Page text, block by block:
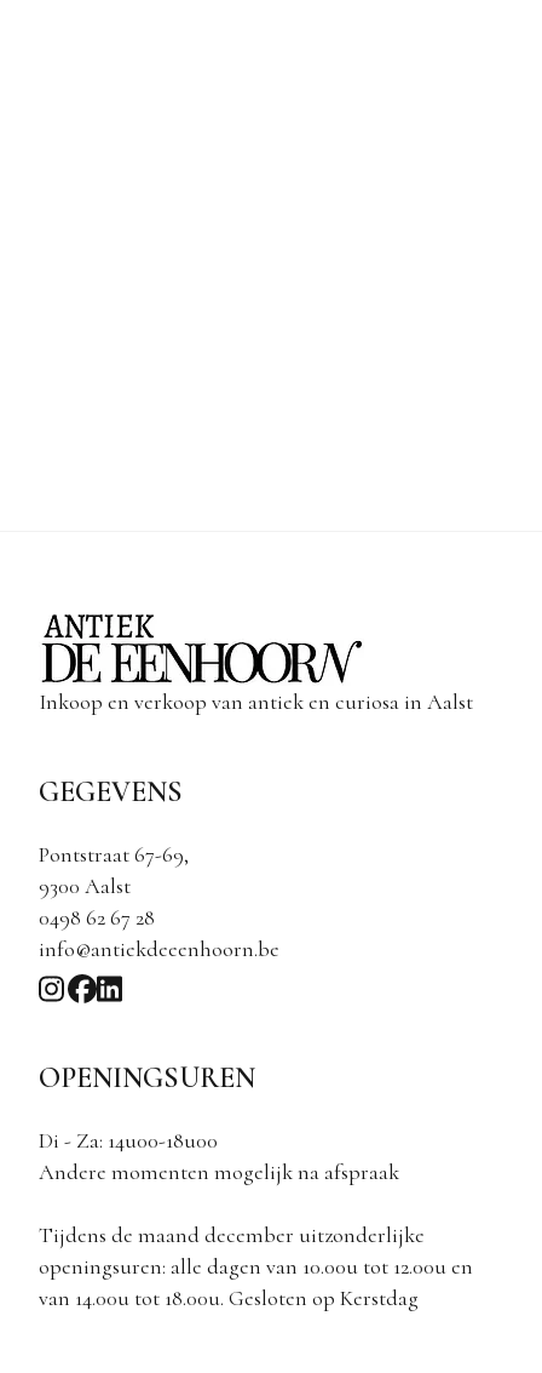
Inkoop en verkoop van antiek en curiosa in Aalst
GEGEVENS
Pontstraat 67-69,
9300 Aalst
0498 62 67 28
info@antiekdeeenhoorn.be
OPENINGSUREN
Di - Za: 14u00-18u00
Andere momenten mogelijk na afspraak
Tijdens de maand december uitzonderlijke
openingsuren: alle dagen van 10.00u tot 12.00u en
van 14.00u tot 18.00u. Gesloten op Kerstdag